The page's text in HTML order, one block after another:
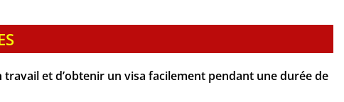
et d’obtenir un visa facilement pendant une durée de